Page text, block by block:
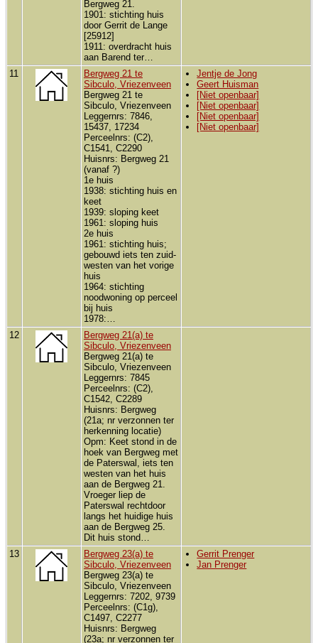
Bergweg 21.
1901: stichting huis
door Gerrit de Lange
[25912]
1911: overdracht huis
aan Barend ter…
11
Bergweg 21 te
Sibculo, Vriezenveen
Bergweg 21 te
Sibculo, Vriezenveen
Leggernrs: 7846,
15437, 17234
Perceelnrs: (C2),
C1541, C2290
Huisnrs: Bergweg 21
(vanaf ?)
1e huis
1938: stichting huis en
keet
1939: sloping keet
1961: sloping huis
2e huis
1961: stichting huis;
gebouwd iets ten zuid-
westen van het vorige
huis
1964: stichting
noodwoning op perceel
bij huis
1978:…
Jentje de Jong
Geert Huisman
[Niet openbaar]
[Niet openbaar]
[Niet openbaar]
[Niet openbaar]
12
Bergweg 21(a) te
Sibculo, Vriezenveen
Bergweg 21(a) te
Sibculo, Vriezenveen
Leggernrs: 7845
Perceelnrs: (C2),
C1542, C2289
Huisnrs: Bergweg
(21a; nr verzonnen ter
herkenning locatie)
Opm: Keet stond in de
hoek van Bergweg met
de Paterswal, iets ten
westen van het huis
aan de Bergweg 21.
Vroeger liep de
Paterswal rechtdoor
langs het huidige huis
aan de Bergweg 25.
Dit huis stond…
13
Bergweg 23(a) te
Sibculo, Vriezenveen
Bergweg 23(a) te
Sibculo, Vriezenveen
Leggernrs: 7202, 9739
Perceelnrs: (C1g),
C1497, C2277
Huisnrs: Bergweg
(23a; nr verzonnen ter
Gerrit Prenger
Jan Prenger